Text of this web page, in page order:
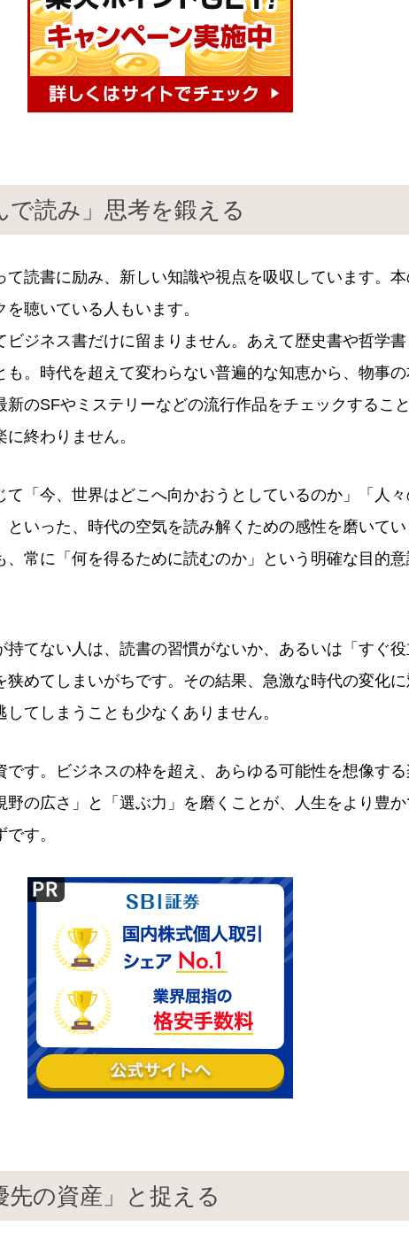
で読み」思考を鍛える
て読書に励み、新しい知識や視点を吸収しています。本
聴いている人もいます。
ビジネス書だけに留まりません。あえて歴史書や哲学
も。時代を超えて変わらない普遍的な知恵から、物事
新のSFやミステリーなどの流行作品をチェックするこ
終わりません。
て「今、世界はどこへ向かおうとしているのか」「人
といった、時代の空気を読み解くための感性を磨いて
、常に「何を得るために読むのか」という明確な目的
持てない人は、読書の習慣がないか、あるいは「すぐ
狭めてしまいがちです。その結果、急激な時代の変化に
てしまうことも少なくありません。
です。ビジネスの枠を超え、あらゆる可能性を想像す
野の広さ」と「選ぶ力」を磨くことが、人生をより豊
す。
先の資産」と捉える